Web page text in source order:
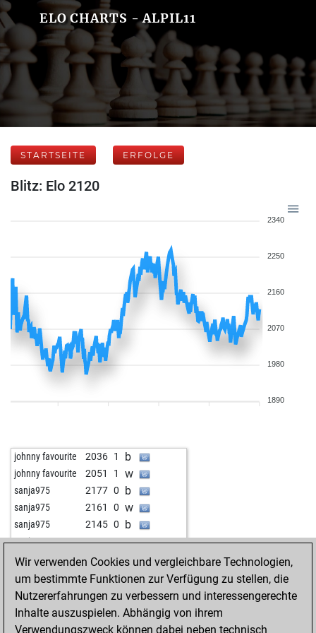
ELO CHARTS - ALPIL11
STARTSEITE ERFOLGE
Blitz: Elo 2120
2340
2250
2160
2070
1980
1890
johnny favourite 2036 1 b
johnny favourite 2051 1 w
sanja975 2177 0 b
sanja975 2161 0 w
sanja975 2145 0 b
sanja975 2163 1 w
sanja975 2147 0 b
israelgelfer 2190 1 w
israelgelfer 2175 0 b
alpha 14 2188 1 w
alpha 14 2173 0 b
Wir verwenden Cookies und vergleichbare Technologien,
um bestimmte Funktionen zur Verfügung zu stellen, die
Nutzererfahrungen zu verbessern und interessengerechte
Inhalte auszuspielen. Abhängig von ihrem
Verwendungszweck können dabei neben technisch